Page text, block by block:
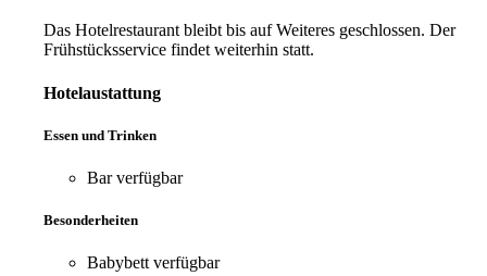
Das Hotelrestaurant bleibt bis auf Weiteres geschlossen. Der
Frühstücksservice findet weiterhin statt.
Hotelaustattung
Essen und Trinken
Barverfügbar
Besonderheiten
Babybett verfügbar